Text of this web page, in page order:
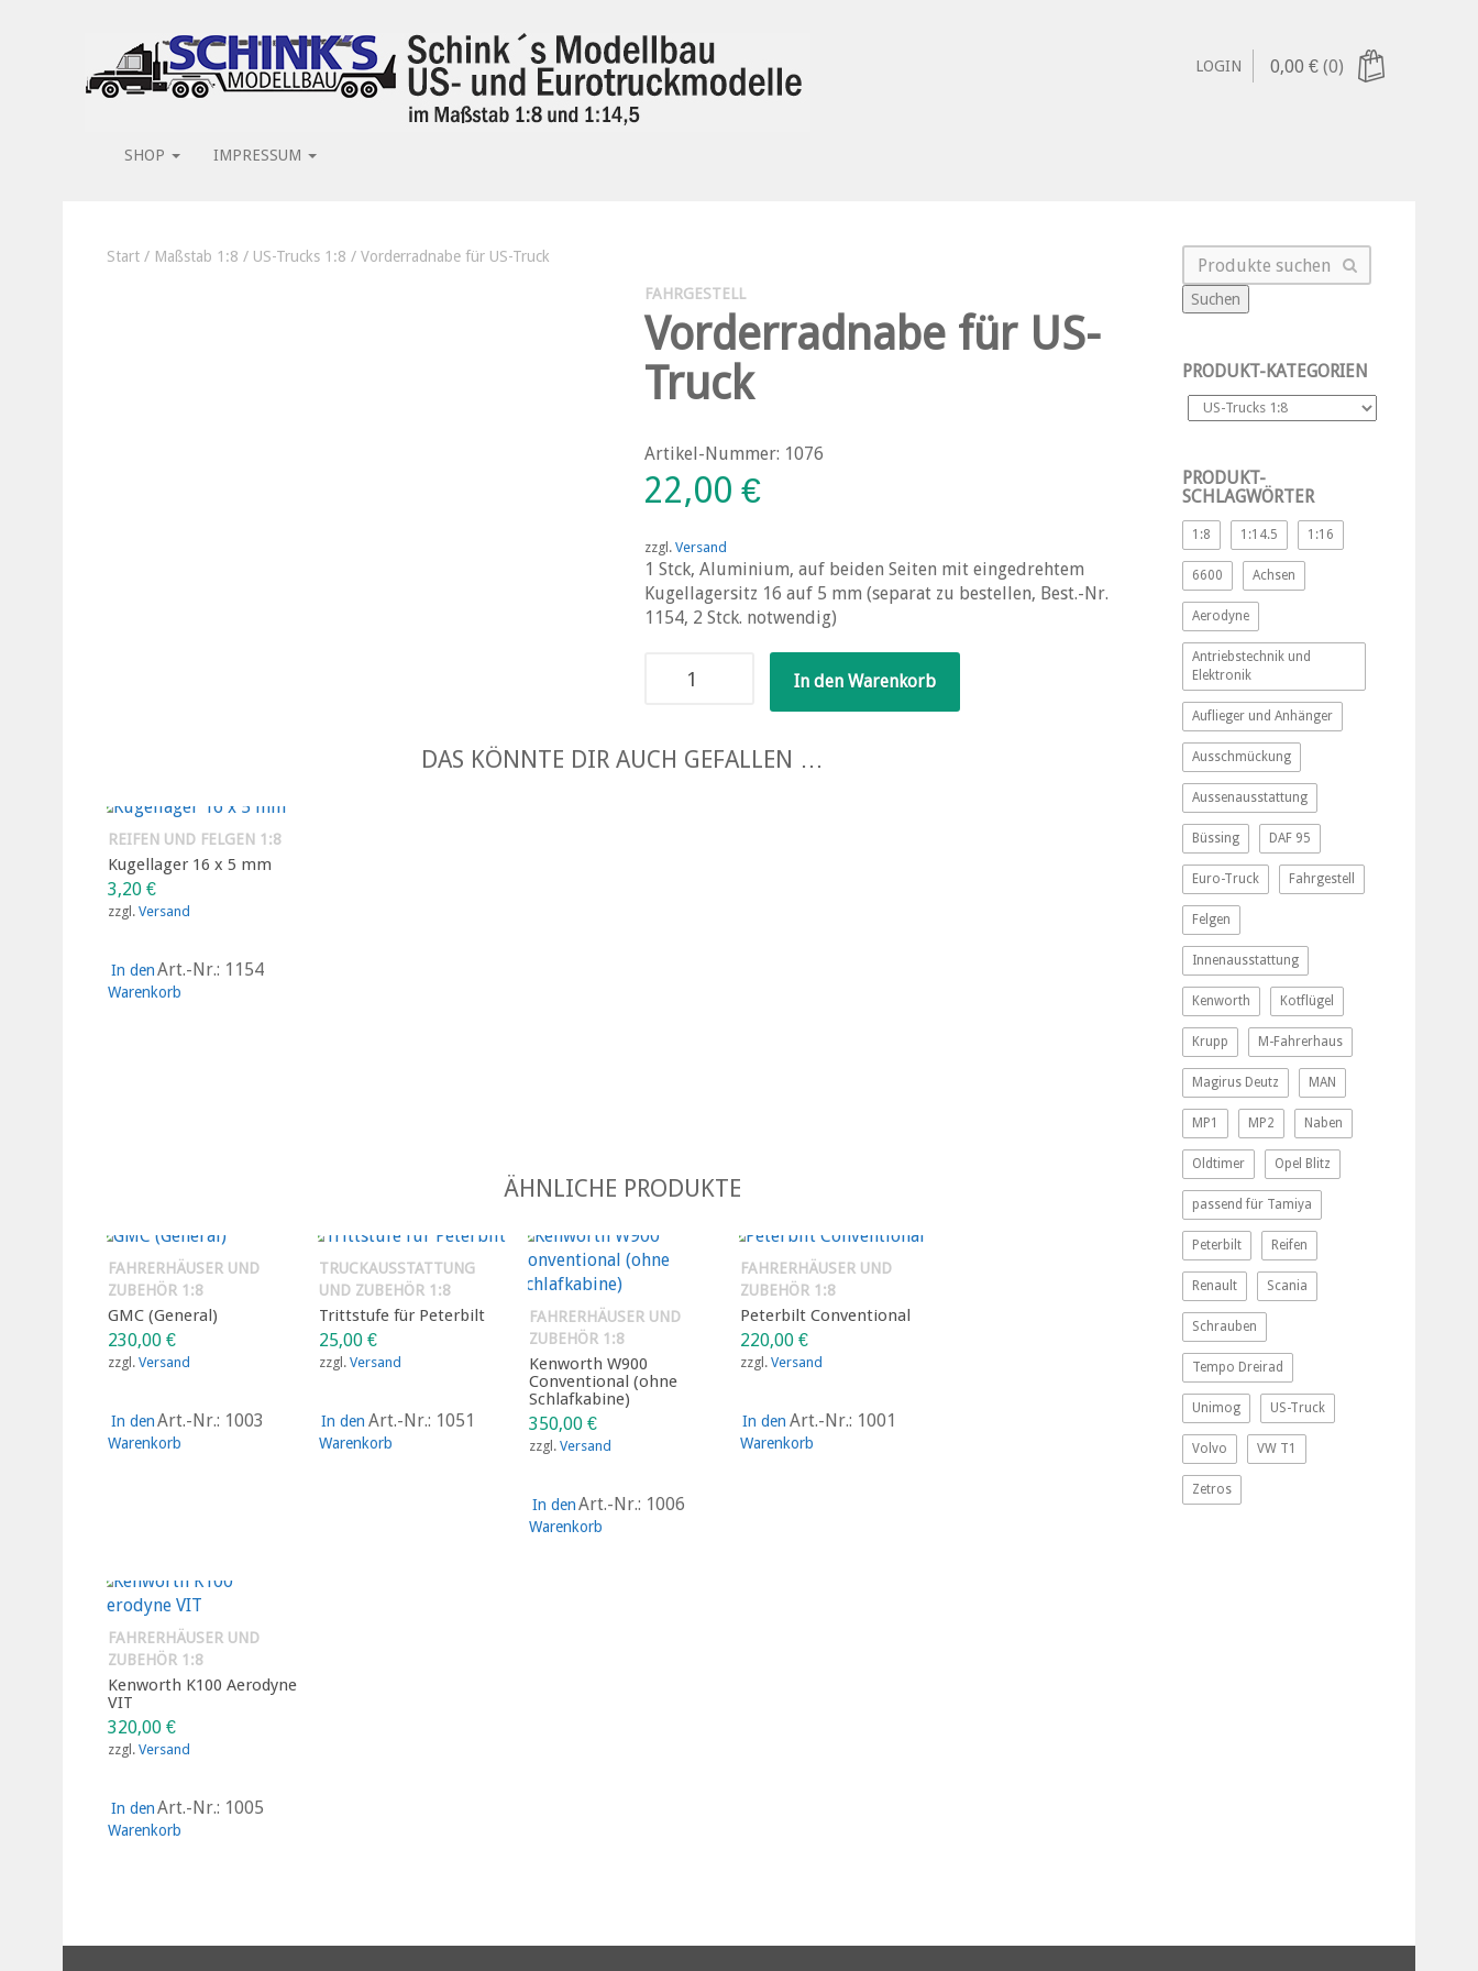
SHOP IMPRESSUM
0,00 € (0)
LOGIN
Suchen
PRODUKT-KATEGORIEN
PRODUKT-
SCHLAGWÖRTER
1:8 1:14.5 1:16
6600 Achsen
Aerodyne
Antriebstechnik und
Elektronik
Auflieger und Anhänger
Ausschmückung
Aussenausstattung
Büssing DAF 95
Euro-Truck Fahrgestell
Felgen
Innenausstattung
Kenworth Kotflügel
Krupp M-Fahrerhaus
Magirus Deutz MAN
MP1 MP2 Naben
Oldtimer Opel Blitz
passend für Tamiya
Peterbilt Reifen
Renault Scania
Schrauben
Tempo Dreirad
Unimog US-Truck
Volvo VW T1
Zetros
Start / Maßstab 1:8 / US-Trucks 1:8 / Vorderradnabe für US-Truck
FAHRGESTELL
Vorderradnabe für US-
Truck
Artikel-Nummer: 1076
22,00€
zzgl.Versand
1 Stck, Aluminium, auf beiden Seiten mit eingedrehtem
Kugellagersitz 16 auf 5 mm (separat zu bestellen, Best.-Nr.
1154, 2 Stck. notwendig)
Menge
In den Warenkorb
DAS KÖNNTE DIR AUCH GEFALLEN …
REIFEN UND FELGEN 1:8
Kugellager 16 x 5 mm
3,20 €
zzgl. Versand
In den
Warenkorb
Art.-Nr.: 1154
ÄHNLICHE PRODUKTE
FAHRERHÄUSER UND
ZUBEHÖR 1:8
GMC (General)
230,00 €
zzgl. Versand
In den
Warenkorb
Art.-Nr.: 1003
TRUCKAUSSTATTUNG
UND ZUBEHÖR 1:8
Trittstufe für Peterbilt
25,00 €
zzgl. Versand
In den
Warenkorb
Art.-Nr.: 1051
FAHRERHÄUSER UND
ZUBEHÖR 1:8
Kenworth W900
Conventional (ohne
Schlafkabine)
350,00€
zzgl.Versand
In den
Warenkorb
Art.-Nr.: 1006
FAHRERHÄUSER UND
ZUBEHÖR 1:8
Peterbilt Conventional
220,00 €
zzgl. Versand
In den
Warenkorb
Art.-Nr.: 1001
FAHRERHÄUSER UND
ZUBEHÖR 1:8
Kenworth K100 Aerodyne
VIT
320,00 €
zzgl. Versand
In den
Warenkorb
Art.-Nr.: 1005